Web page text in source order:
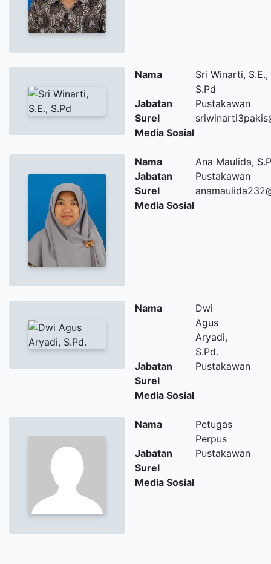
Nama
Sri Winarti, S.E.,
S.Pd
Jabatan
Pustakawan
Surel
Media Sosial
Nama
Ana Maulida,
Jabatan
Pustakawan
Surel
Media Sosial
Nama
Dwi
Agus
Aryadi,
S.Pd.
Jabatan
Pustakawan
Surel
Media Sosial
Nama
Petugas
Perpus
Jabatan
Pustakawan
Surel
Media Sosial